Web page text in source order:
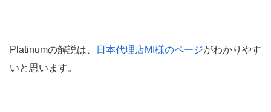
Platinumの解説は、 日本代理店MI様のページがわかりやす
いと思います。